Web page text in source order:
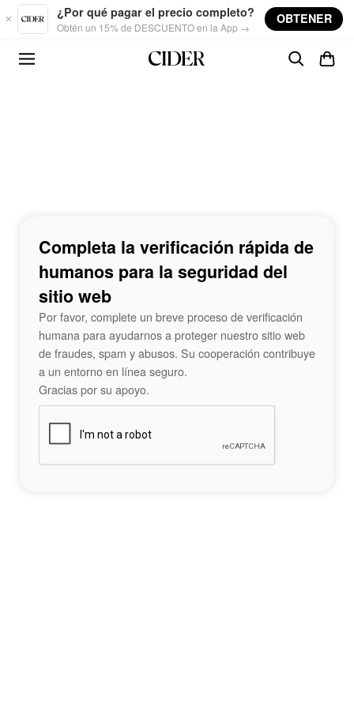
Skip to main content
¿Por qué pagar el precio completo?
Obtén un 15% de DESCUENTO en la App →
OBTENER
Completa la verificación rápida de
humanos para la seguridad del
sitio web
Por favor, complete un breve proceso de verificación
humana para ayudarnos a proteger nuestro sitio web
de fraudes, spam y abusos. Su cooperación contribuye
a un entorno en línea seguro.
Gracias por su apoyo.